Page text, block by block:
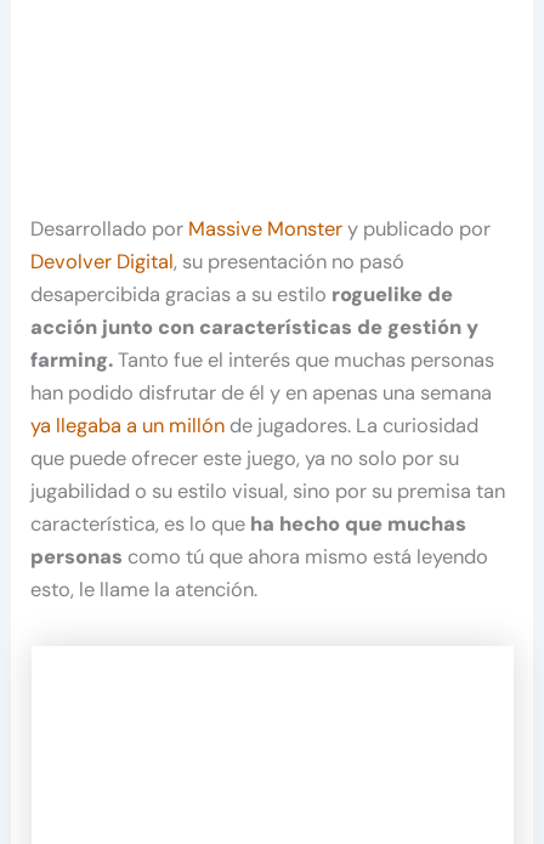
Desarrollado por Massive Monstery publicado por
Devolver Digital, su presentación no pasó
desapercibida gracias a su estilo roguelike de
acción junto con características de gestión y
farming.Tanto fue el interés que muchas personas
han podido disfrutar de él y en apenas una semana
ya llegaba a un millón de jugadores. La curiosidad
que puede ofrecer este juego, ya no solo por su
jugabilidad o su estilo visual, sino por su premisa tan
característica, es lo que ha hecho que muchas
personas como tú que ahora mismo está leyendo
esto, le llame la atención.